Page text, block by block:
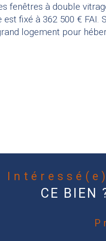
fenêtres à double
fixé à 362 500 € FAI.
logement pour
CE BIEN